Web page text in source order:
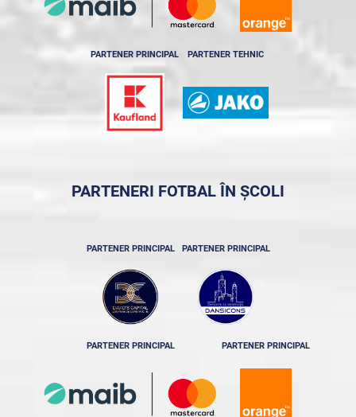
PARTENER PRINCIPAL PARTENER TEHNIC
PARTENERI FOTBAL ÎN ȘCOLI
PARTENER PRINCIPAL PARTENER PRINCIPAL
PARTENER PRINCIPAL PARTENER PRINCIPAL